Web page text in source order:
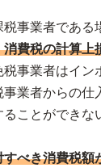
事業者である
費税の計算上
税事業者はイン
業者からの仕
ことができな
すべき消費税額